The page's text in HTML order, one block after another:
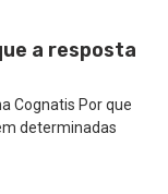
a resposta
Cognatis Por que
determinadas